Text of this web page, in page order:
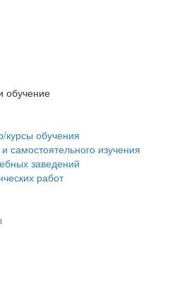
обучение
курсы обучения
самостоятельного изучения
заведений
работ